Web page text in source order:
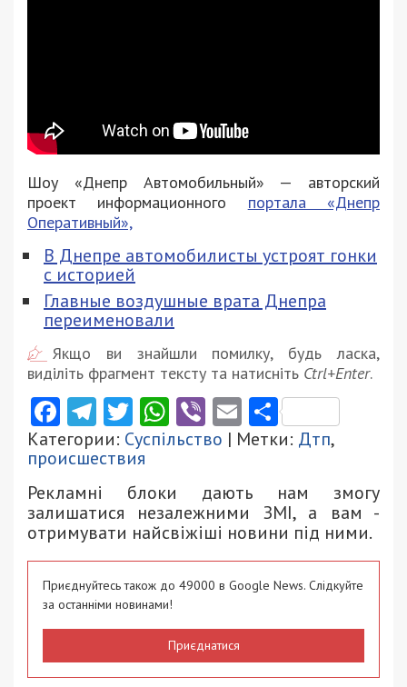
Шоу «Днепр Автомобильный» — авторский
проект информационного портала «Днепр
Оперативный»,
В Днепре автомобилисты устроят гонки
с историей
Главные воздушные врата Днепра
переименовали
Якщо ви знайшли помилку, будь ласка,
виділіть фрагмент тексту та натисніть Ctrl+Enter.
Facebook
Telegram
Twitter
WhatsApp
ViberEmail
Категории: Суспільство | Метки: Дтп,
происшествия
Рекламні блоки дають нам змогу
залишатися незалежними ЗМІ, а вам -
отримувати найсвіжіші новини під ними.
Приєднуйтесь також до 49000 в Google News. Слідкуйте
за останніми новинами!
Приєднатися